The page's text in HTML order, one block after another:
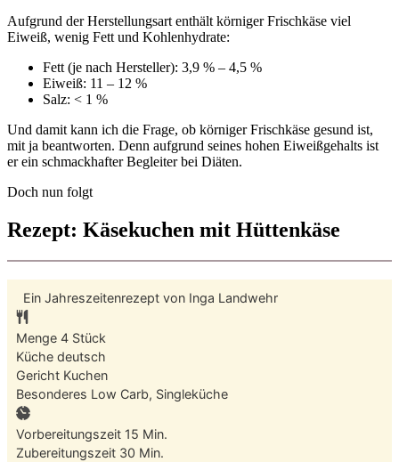
Aufgrund der Herstellungsart enthält körniger Frischkäse viel
Eiweiß, wenig Fett und Kohlenhydrate:
Fett (je nach Hersteller): 3,9 % – 4,5 %
Eiweiß: 11 – 12 %
Salz: < 1 %
Und damit kann ich die Frage, ob körniger Frischkäse gesund ist,
mit ja beantworten. Denn aufgrund seines hohen Eiweißgehalts ist
er ein schmackhafter Begleiter bei Diäten.
Doch nun folgt
Rezept: Käsekuchen mit Hüttenkäse
Ein Jahreszeitenrezept von Inga Landwehr
Menge 4 Stück
Küche deutsch
Gericht Kuchen
Besonderes Low Carb, Singleküche
Vorbereitungszeit 15 Minuten
Min.
Zubereitungszeit 30 Minuten
Min.